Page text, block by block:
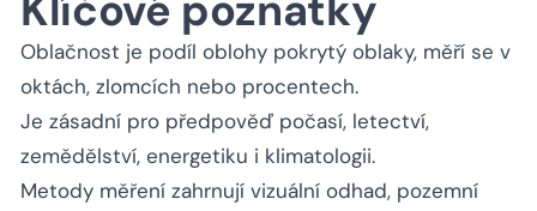
Oblačnost je podíl oblohy pokrytý oblaky, měří se v
oktách, zlomcích nebo procentech.
Je zásadní pro předpověď počasí, letectví,
zemědělství, energetiku i klimatologii.
Metody měření zahrnují vizuální odhad, pozemní